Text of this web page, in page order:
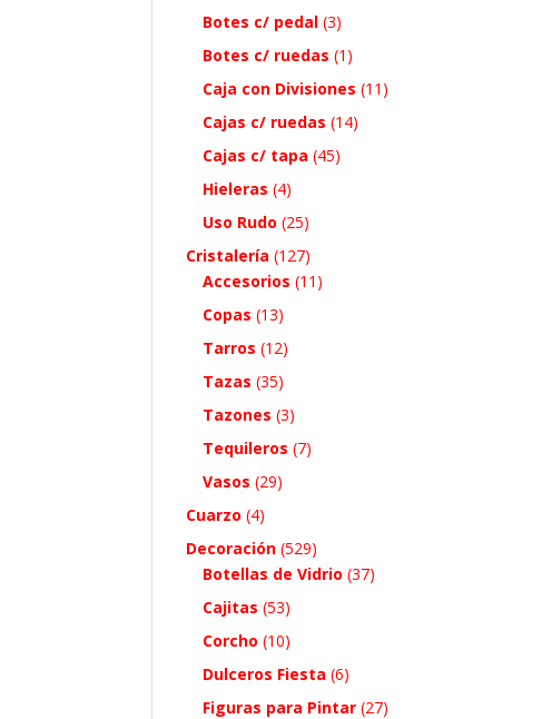
Botes c/ pedal (3)
Botes c/ ruedas (1)
Caja con Divisiones (11)
Cajas c/ ruedas (14)
Cajas c/ tapa (45)
Hieleras (4)
Uso Rudo (25)
Cristalería (127)
Accesorios (11)
Copas (13)
Tarros (12)
Tazas (35)
Tazones (3)
Tequileros (7)
Vasos (29)
Cuarzo (4)
Decoración (529)
Botellas de Vidrio (37)
Cajitas (53)
Corcho (10)
Dulceros Fiesta (6)
Figuras para Pintar (27)